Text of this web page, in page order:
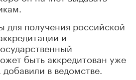
для получения российской
и
быть аккредитован уже
в ведомстве.